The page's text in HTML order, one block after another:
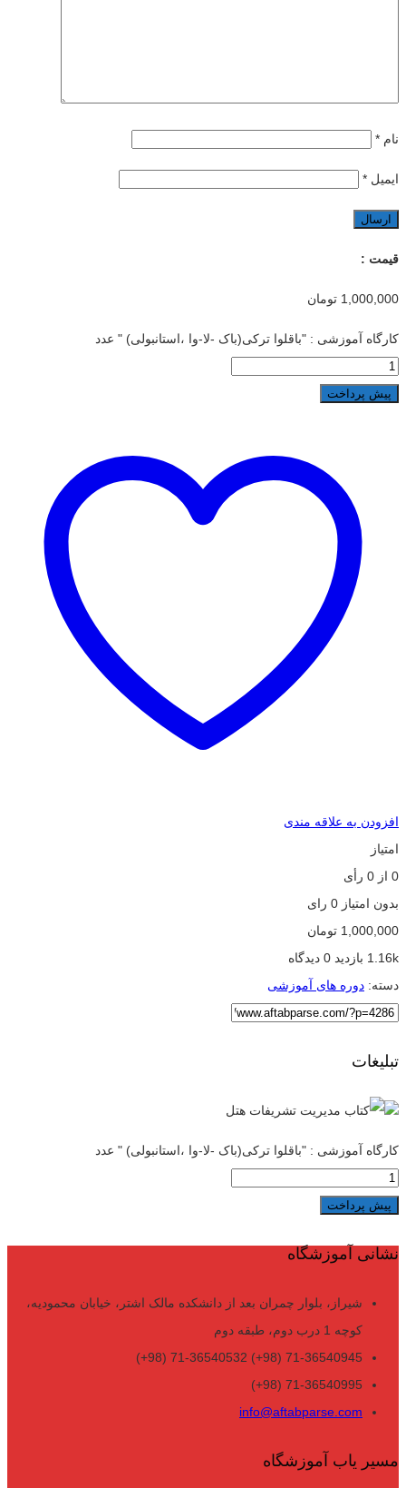
نام *
ایمیل *
قیمت :
1,000,000 تومان
کارگاه آموزشی : "باقلوا ترکی(باک -لا-وا ،استانبولی) " عدد
پیش پرداخت
افزودن به علاقه مندی
امتیاز
0 از 0 رأی
بدون امتیاز 0 رای
1,000,000 تومان
1.16k بازدید
دسته: دوره های آموزشی
تبلیغات
کارگاه آموزشی : "باقلوا ترکی(باک -لا-وا ،استانبولی) " عدد
پیش پرداخت
نشانی آموزشگاه
شیراز، بلوار چمران بعد از دانشکده مالک اشتر، خیابان محمودیه،
کوچه 1 درب دوم، طبقه دوم
71-36540945 (98+) 71-36540532 (98+)
71-36540995 (98+)
info@aftabparse.com
مسیر یاب آموزشگاه